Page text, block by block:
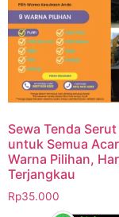
Sewa Tenda
untuk Semua
Warna Pilihan,
Terjangkau
Rp35.000